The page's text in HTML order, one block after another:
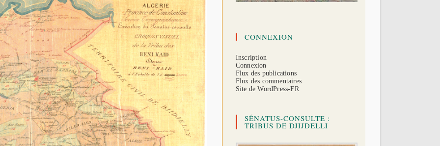
CONNEXION
Inscription
Connexion
Flux des publications
Flux des commentaires
Site de WordPress-FR
SÉNATUS-CONSULTE :
TRIBUS DE DJIJDELLI